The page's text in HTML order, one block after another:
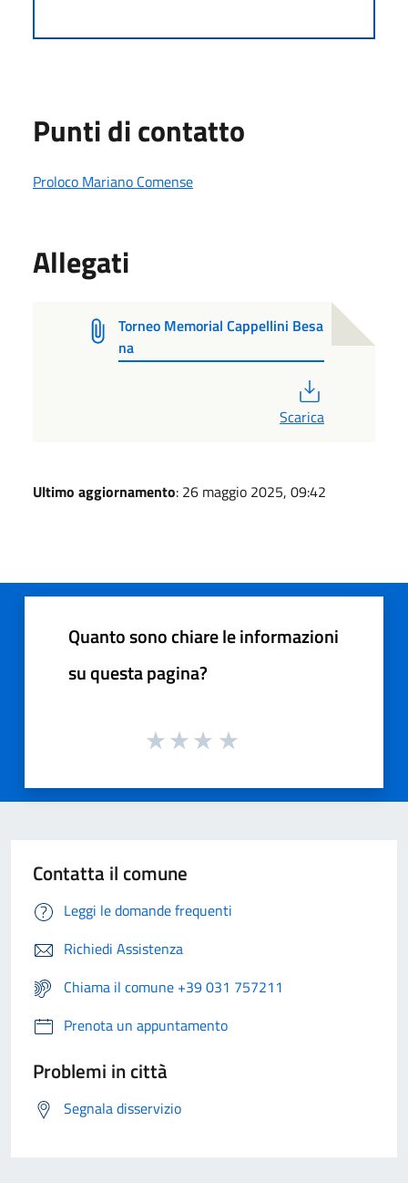
Punti di contatto
Proloco Mariano Comense
Allegati
Torneo Memorial Cappellini Besa
na
Scarica
Ultimo aggiornamento: 26 maggio 2025, 09:42
Quanto sono chiare le informazioni
su questa pagina?
Contatta il comune
Leggi le domande frequenti
Richiedi Assistenza
Chiama il comune +39 031 757211
Prenota un appuntamento
Problemi in città
Segnala disservizio